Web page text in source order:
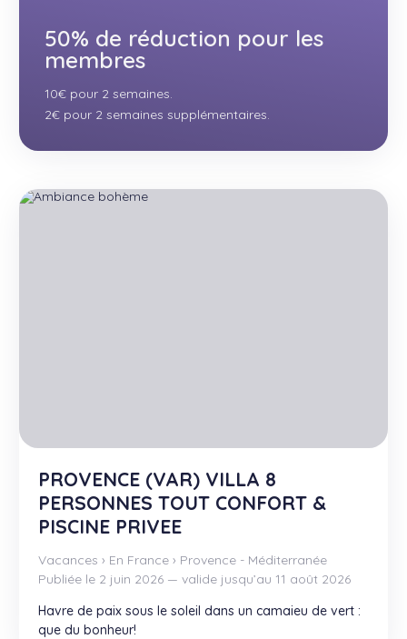
50% de réduction pour les
membres
10€ pour 2 semaines.
2€ pour 2 semaines supplémentaires.
PROVENCE (VAR) VILLA 8
PERSONNES TOUT CONFORT &
PISCINE PRIVEE
Vacances › En France › Provence - Méditerranée
Publiée le 2 juin 2026 — valide jusqu’au 11 août 2026
Havre de paix sous le soleil dans un camaieu de vert :
que du bonheur!